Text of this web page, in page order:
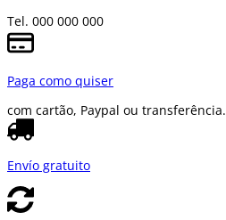
Tel. 000 000 000
Paga como quiser
com cartão, Paypal ou transferência.
Envío gratuito